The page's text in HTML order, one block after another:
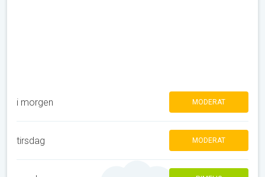
i morgen MODERAT
tirsdag MODERAT